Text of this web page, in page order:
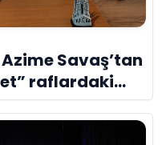
Savaş’tan
raflardaki